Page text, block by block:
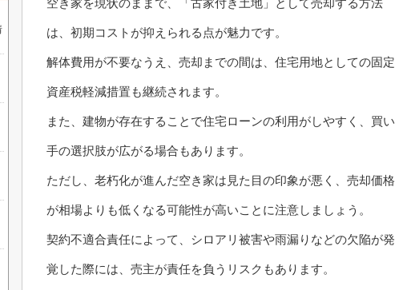
空き家を現状のままで、「古家付き土地」として売却する方法
は、初期コストが抑えられる点が魅力です。
解体費用が不要なうえ、売却までの間は、住宅用地としての固定
資産税軽減措置も継続されます。
また、建物が存在することで住宅ローンの利用がしやすく、買い
手の選択肢が広がる場合もあります。
ただし、老朽化が進んだ空き家は見た目の印象が悪く、売却価格
が相場よりも低くなる可能性が高いことに注意しましょう。
契約不適合責任によって、シロアリ被害や雨漏りなどの欠陥が発
覚した際には、売主が責任を負うリスクもあります。